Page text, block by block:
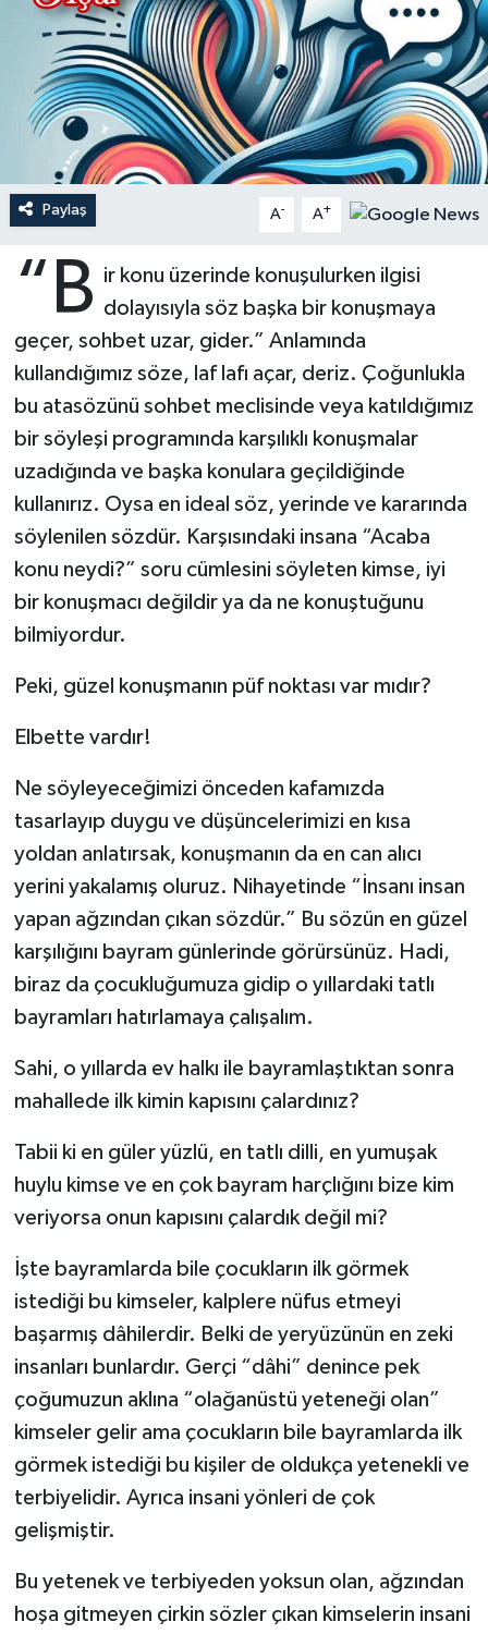
Paylaş A- A+
“B ir konu üzerinde konuşulurken ilgisi
dolayısıyla söz başka bir konuşmaya
geçer, sohbet uzar, gider.” Anlamında
kullandığımız söze, laf lafı açar, deriz. Çoğunlukla
bu atasözünü sohbet meclisinde veya katıldığımız
bir söyleşi programında karşılıklı konuşmalar
uzadığında ve başka konulara geçildiğinde
kullanırız. Oysa en ideal söz, yerinde ve kararında
söylenilen sözdür. Karşısındaki insana “Acaba
konu neydi?” soru cümlesini söyleten kimse, iyi
bir konuşmacı değildir ya da ne konuştuğunu
bilmiyordur.
Peki, güzel konuşmanın püf noktası var mıdır?
Elbette vardır!
Ne söyleyeceğimizi önceden kafamızda
tasarlayıp duygu ve düşüncelerimizi en kısa
yoldan anlatırsak, konuşmanın da en can alıcı
yerini yakalamış oluruz. Nihayetinde “İnsanı insan
yapan ağzından çıkan sözdür.” Bu sözün en güzel
karşılığını bayram günlerinde görürsünüz. Hadi,
biraz da çocukluğumuza gidip o yıllardaki tatlı
bayramları hatırlamaya çalışalım.
Sahi, o yıllarda ev halkı ile bayramlaştıktan sonra
mahallede ilk kimin kapısını çalardınız?
Tabii ki en güler yüzlü, en tatlı dilli, en yumuşak
huylu kimse ve en çok bayram harçlığını bize kim
veriyorsa onun kapısını çalardık değil mi?
İşte bayramlarda bile çocukların ilk görmek
istediği bu kimseler, kalplere nüfus etmeyi
başarmış dâhilerdir. Belki de yeryüzünün en zeki
insanları bunlardır. Gerçi “dâhi” denince pek
çoğumuzun aklına “olağanüstü yeteneği olan”
kimseler gelir ama çocukların bile bayramlarda ilk
görmek istediği bu kişiler de oldukça yetenekli ve
terbiyelidir. Ayrıca insani yönleri de çok
gelişmiştir.
Bu yetenek ve terbiyeden yoksun olan, ağzından
hoşa gitmeyen çirkin sözler çıkan kimselerin insani
Ardahan Müftülüğü
Artvin Müftülüğü
Aydın Müftülüğü
Balıkesir Müftülüğü
Bartın Müftülüğü
Batman Müftülüğü
Bayburt Müftülüğü
Bilecik Müftülüğü
Bingöl Müftülüğü
Bitlis Müftülüğü
Bolu Müftülüğü
Burdur Müftülüğü
Çankırı Müftülüğü
Denizli Müftülüğü
Diyarbakır Müftülüğü
Edirne Müftülüğü
Elazığ Müftülüğü
Erzincan Müftülüğü
Erzurum Müftülüğü
Eskişehir Müftülüğü
Gaziantep Müftülüğü
Giresun Müftülüğü
Hakkari Müftülüğü
Hatay Müftülüğü
Kudüs
Kurban
Mukabele
Peygamberimizin Hayatı
Ramazan
Sahabeler
Zekat
Hutbeler
DİYANET AKADEMİ
DİYANET GENÇLİK
DİYANET RADYO/TV
DEPREM
Dünya
Eğitim
Kültür-Sanat
Aile
Sağlık
Makaleler
Ekonomi
Bilim, Teknoloji
Diyanet TV
İhtida Haberleri